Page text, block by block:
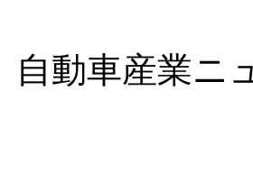
自動車産業ニ